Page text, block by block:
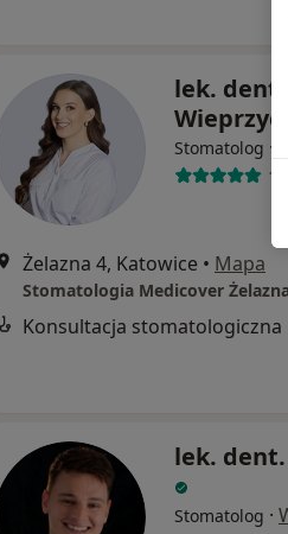
lek.
Stomatolog ·
Żelazna 4, Katowice • Mapa
Stomatologia Medicover
Konsultacja stomatologiczna
lek.
Stomatolog ·